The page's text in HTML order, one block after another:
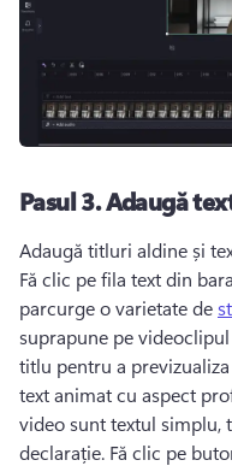
Pasul 3. Adaugă
Adaugă titluri aldine și
Fă clic pe fila text din
parcurge o varietate de
suprapune pe
titlu pentru a
text animat cu aspect
video sunt textul simplu,
declarație. Fă clic pe